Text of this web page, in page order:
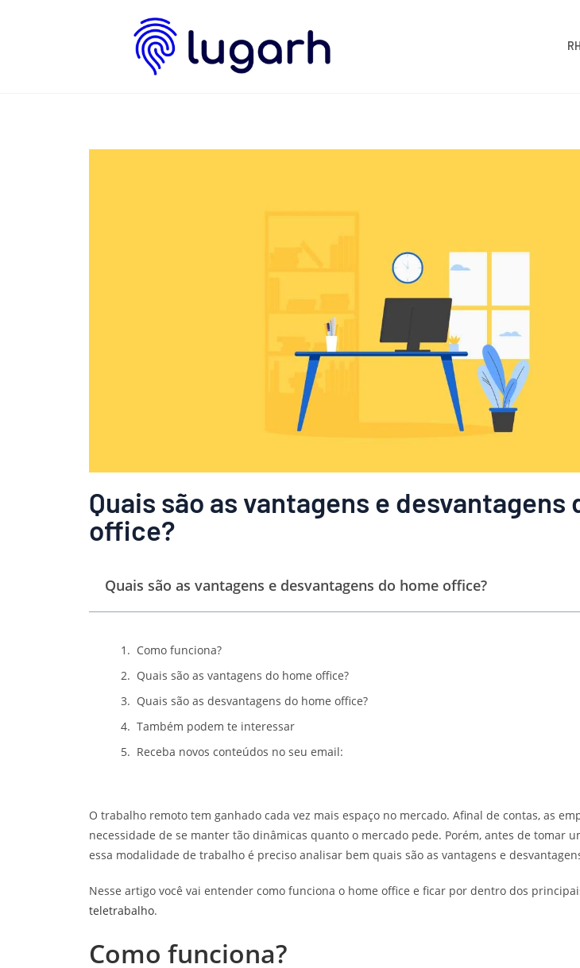
RH
Quais são as vantagens e desvantagens
office?
Quais são as vantagens e desvantagens do home office?
Como funciona?
Quais são as vantagens do home office?
Quais são as desvantagens do home office?
Também podem te interessar
Receba novos conteúdos no seu email:
O trabalho remoto tem ganhado cada vez mais espaço no mercado. Afinal de contas, as
necessidade de se manter tão dinâmicas quanto o mercado pede. Porém, antes de tomar
essa modalidade de trabalho é preciso analisar bem quais são as vantagens e
Nesse artigo você vai entender como funciona o home office e ficar por dentro dos
teletrabalho.
Como funciona?